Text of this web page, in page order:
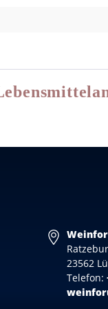
23562
Telefon: